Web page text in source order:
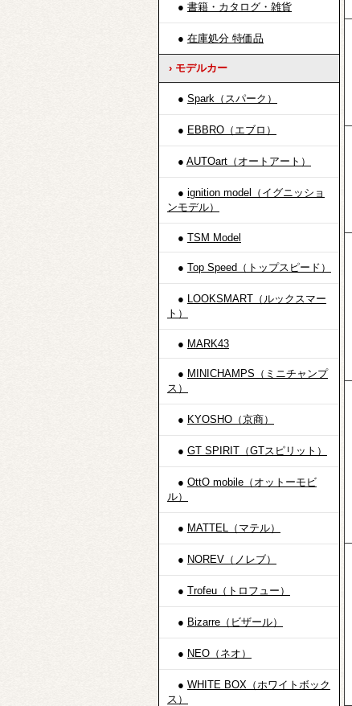
● 書籍・カタログ・雑貨
● 在庫処分 特価品
› モデルカー
● Spark（スパーク）
● EBBRO（エブロ）
● AUTOart（オートアート）
● ignition model（イグニッショ
ンモデル）
● TSM Model
● Top Speed（トップスピード）
● LOOKSMART（ルックスマー
ト）
● MARK43
● MINICHAMPS（ミニチャンプ
ス）
● KYOSHO（京商）
● GT SPIRIT（GTスピリット）
● OttO mobile（オットーモビ
ル）
● MATTEL（マテル）
● NOREV（ノレブ）
● Trofeu（トロフュー）
● Bizarre（ビザール）
● NEO（ネオ）
● WHITE BOX（ホワイトボック
ス）